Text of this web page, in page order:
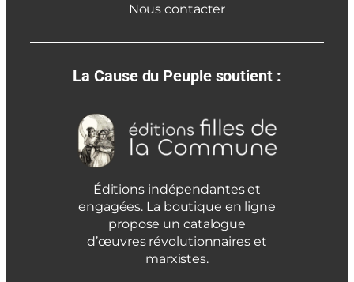
Nous contacter
La Cause du Peuple soutient :
Éditions indépendantes et
engagées. La boutique en ligne
propose un catalogue
d’œuvres révolutionnaires et
marxistes.